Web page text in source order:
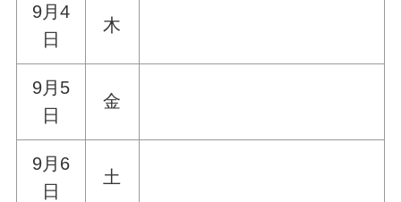
9月4
日
木
9月5
日
金
9月6
日
土